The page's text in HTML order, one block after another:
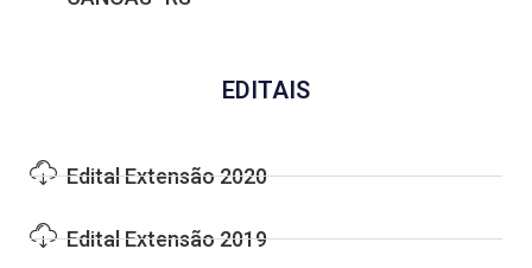
EDITAIS
Edital Extensão 2020
Edital Extensão 2019